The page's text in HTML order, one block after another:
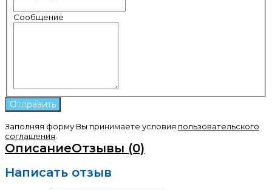
Сообщение
Заполняя форму Вы принимаете условия пользовательского
соглашения
ОписаниеОтзывы (0)
Написать отзыв